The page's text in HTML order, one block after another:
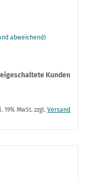
abweichend)
Kunden
19% MwSt. zzgl. Versand